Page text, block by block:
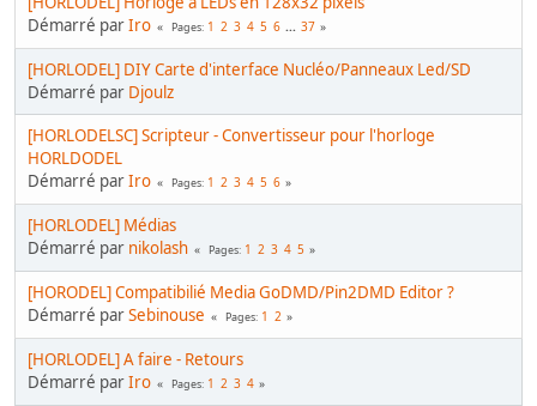
Démarré parIro Pages 1 2 3 4 5 6 ... 37
[HORLODEL] DIY Carte d'interface Nucléo/Panneaux Led/SD
Démarré par Djoulz
[HORLODELSC] Scripteur - Convertisseur pour l'horloge
HORLDODEL
Démarré parIro Pages 1 2 3 4 5 6
[HORLODEL] Médias
Démarré par nikolash Pages 1 2 3 4 5
[HORODEL] Compatibilié Media GoDMD/Pin2DMD Editor ?
Démarré parSebinouse Pages 1 2
[HORLODEL] A faire - Retours
Démarré parIro Pages 1 2 3 4